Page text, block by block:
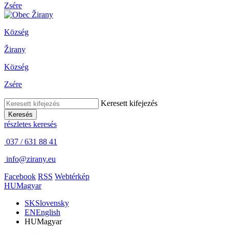
Zsére
Község
Žirany
Község
Zsére
Keresett kifejezés
Keresés
részletes keresés
037 / 631 88 41
info@zirany.eu
Facebook RSS Webtérkép
HUMagyar
SKSlovensky
ENEnglish
HUMagyar